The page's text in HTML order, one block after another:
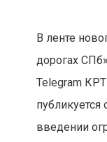
В ленте
дорогах
Telegram
введении